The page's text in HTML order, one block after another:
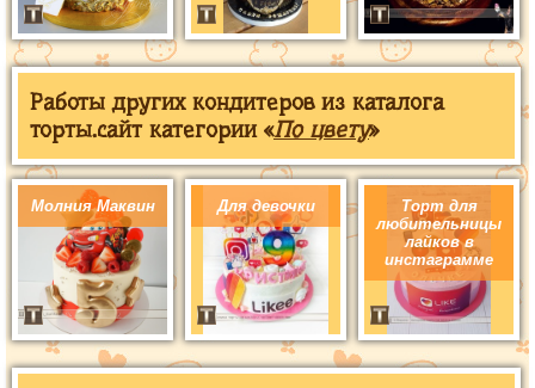
Работы других кондитеров из каталога
торты.сайт категории «По цвету»
Молния Маквин Для девочки
Торт для
любительницы
лайков в
инстаграмме